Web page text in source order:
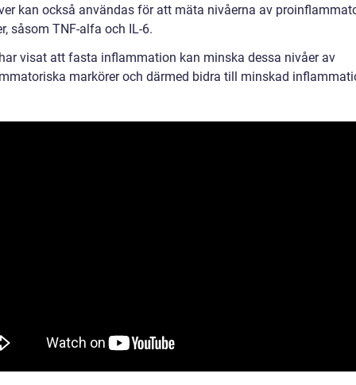
kan också användas för att mäta nivåerna av
såsom TNF-alfa och IL-6.
visat att fasta inflammation kan minska dessa nivåer av
markörer och därmed bidra till minskad